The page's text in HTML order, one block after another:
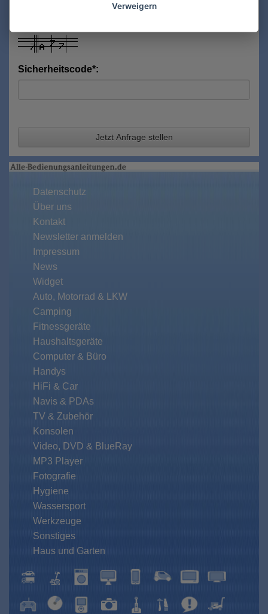
Sicherheitscode*:
Jetzt Anfrage stellen
Datenschutz
Über uns
Kontakt
Newsletter anmelden
Impressum
News
Widget
Auto, Motorrad & LKW
Camping
Fitnessgeräte
Haushaltsgeräte
Computer & Büro
Handys
HiFi & Car
Navis & PDAs
TV & Zubehör
Konsolen
Video, DVD & BlueRay
MP3 Player
Fotografie
Hygiene
Wassersport
Werkzeuge
Sonstiges
Haus und Garten
Verweigern